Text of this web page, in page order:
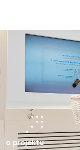
o projektu